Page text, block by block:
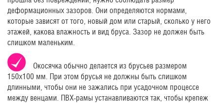
деформационных зазоров. Они определяются нормами,
которые зависят от того, новый дом или старый, сколько у него
этажей, какова влажность и вид бруса. Зазор не должен быть
слишком маленьким.
Окосячка обычно делается из брусьев размером
150х100 мм. При этом брусья не должны быть слишком
длинными, чтобы они не зажались при усадочном процессе
между венцами. ПВХ-рамы устанавливаются так, чтобы крепеж